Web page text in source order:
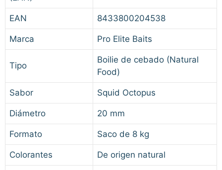
EAN 8433800204538
Marca Pro Elite Baits
Tipo
Boilie de cebado (Natural
Food)
Sabor Squid Octopus
Diámetro 20 mm
Formato Saco de 8 kg
Colorantes De origen natural